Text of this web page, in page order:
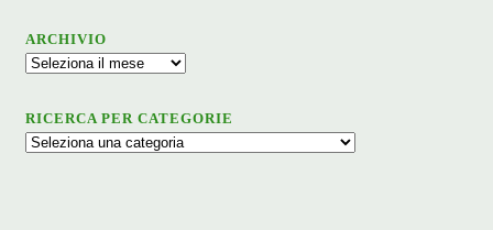
ARCHIVIO
Archivio
RICERCA PER CATEGORIE
Ricerca